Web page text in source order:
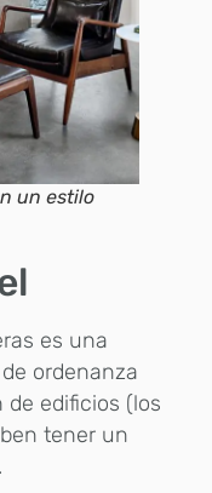
un estilo
es una
ordenanza
edificios (los
tener un